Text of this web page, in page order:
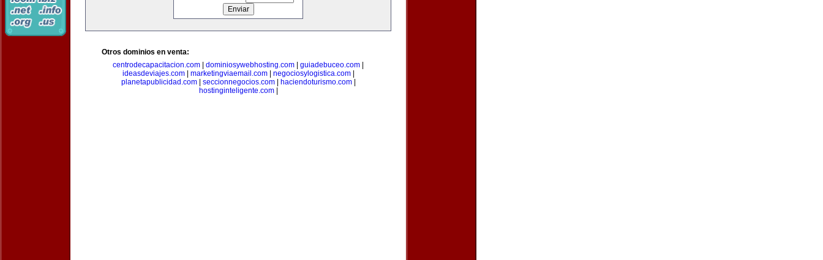
Otros dominios en venta:
centrodecapacitacion.com
dominiosywebhosting.com guiadebuceo.com
ideasdeviajes.com| marketingviaemail.com| negociosylogistica.com|
planetapublicidad.com| seccionnegocios.com| haciendoturismo.com|
hostinginteligente.com|